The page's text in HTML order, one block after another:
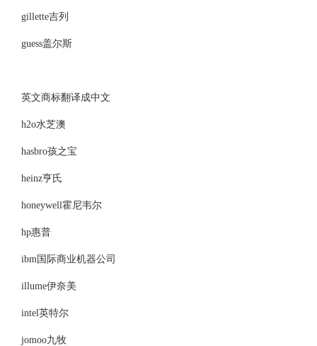
gillette吉列
guess盖尔斯
英文商标翻译成中文
h2o水芝澳
hasbro孩之宝
heinz亨氏
honeywell霍尼韦尔
hp惠普
ibm国际商业机器公司
illume伊奈美
intel英特尔
jomoo九牧